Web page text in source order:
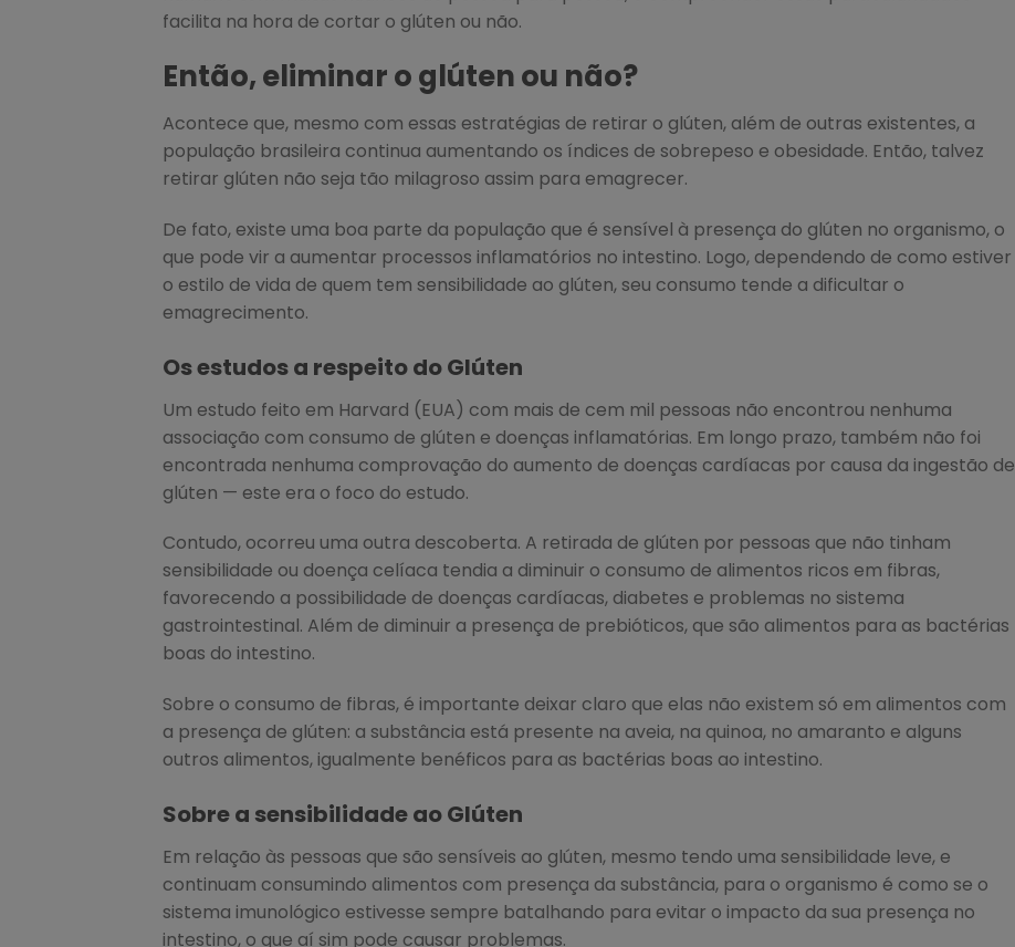
facilita na hora de cortar o glúten ou não.
Então, eliminar o glúten ou não?
Acontece que, mesmo com essas estratégias de retirar o glúten, além de outras existentes, a
população brasileira continua aumentando os índices de sobrepeso e obesidade. Então, talvez
retirar glúten não seja tão milagroso assim para emagrecer.
De fato, existe uma boa parte da população que é sensível à presença do glúten no organismo, o
que pode vir a aumentar processos inflamatórios no intestino. Logo, dependendo de como estiver
o estilo de vida de quem tem sensibilidade ao glúten, seu consumo tende a dificultar o
emagrecimento.
Os estudos a respeito do Glúten
Um estudo feito em Harvard (EUA) com mais de cem mil pessoas não encontrou nenhuma
associação com consumo de glúten e doenças inflamatórias. Em longo prazo, também não foi
encontrada nenhuma comprovação do aumento de doenças cardíacas por causa da ingestão de
glúten — este era o foco do estudo.
Contudo, ocorreu uma outra descoberta. A retirada de glúten por pessoas que não tinham
sensibilidade ou doença celíaca tendia a diminuir o consumo de alimentos ricos em fibras,
favorecendo a possibilidade de doenças cardíacas, diabetes e problemas no sistema
gastrointestinal. Além de diminuir a presença de prebióticos, que são alimentos para as bactérias
boas do intestino.
Sobre o consumo de fibras, é importante deixar claro que elas não existem só em alimentos com
a presença de glúten: a substância está presente na aveia, na quinoa, no amaranto e alguns
outros alimentos, igualmente benéficos para as bactérias boas ao intestino.
Sobre a sensibilidade ao Glúten
Em relação às pessoas que são sensíveis ao glúten, mesmo tendo uma sensibilidade leve, e
continuam consumindo alimentos com presença da substância, para o organismo é como se o
sistema imunológico estivesse sempre batalhando para evitar o impacto da sua presença no
intestino, o que aí sim pode causar problemas.